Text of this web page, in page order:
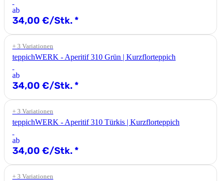
ab
34,00 €/Stk. *
+ 3 Variationen
teppichWERK - Aperitif 310 Grün | Kurzflorteppich
ab
34,00 €/Stk. *
+ 3 Variationen
teppichWERK - Aperitif 310 Türkis | Kurzflorteppich
ab
34,00 €/Stk. *
+ 3 Variationen